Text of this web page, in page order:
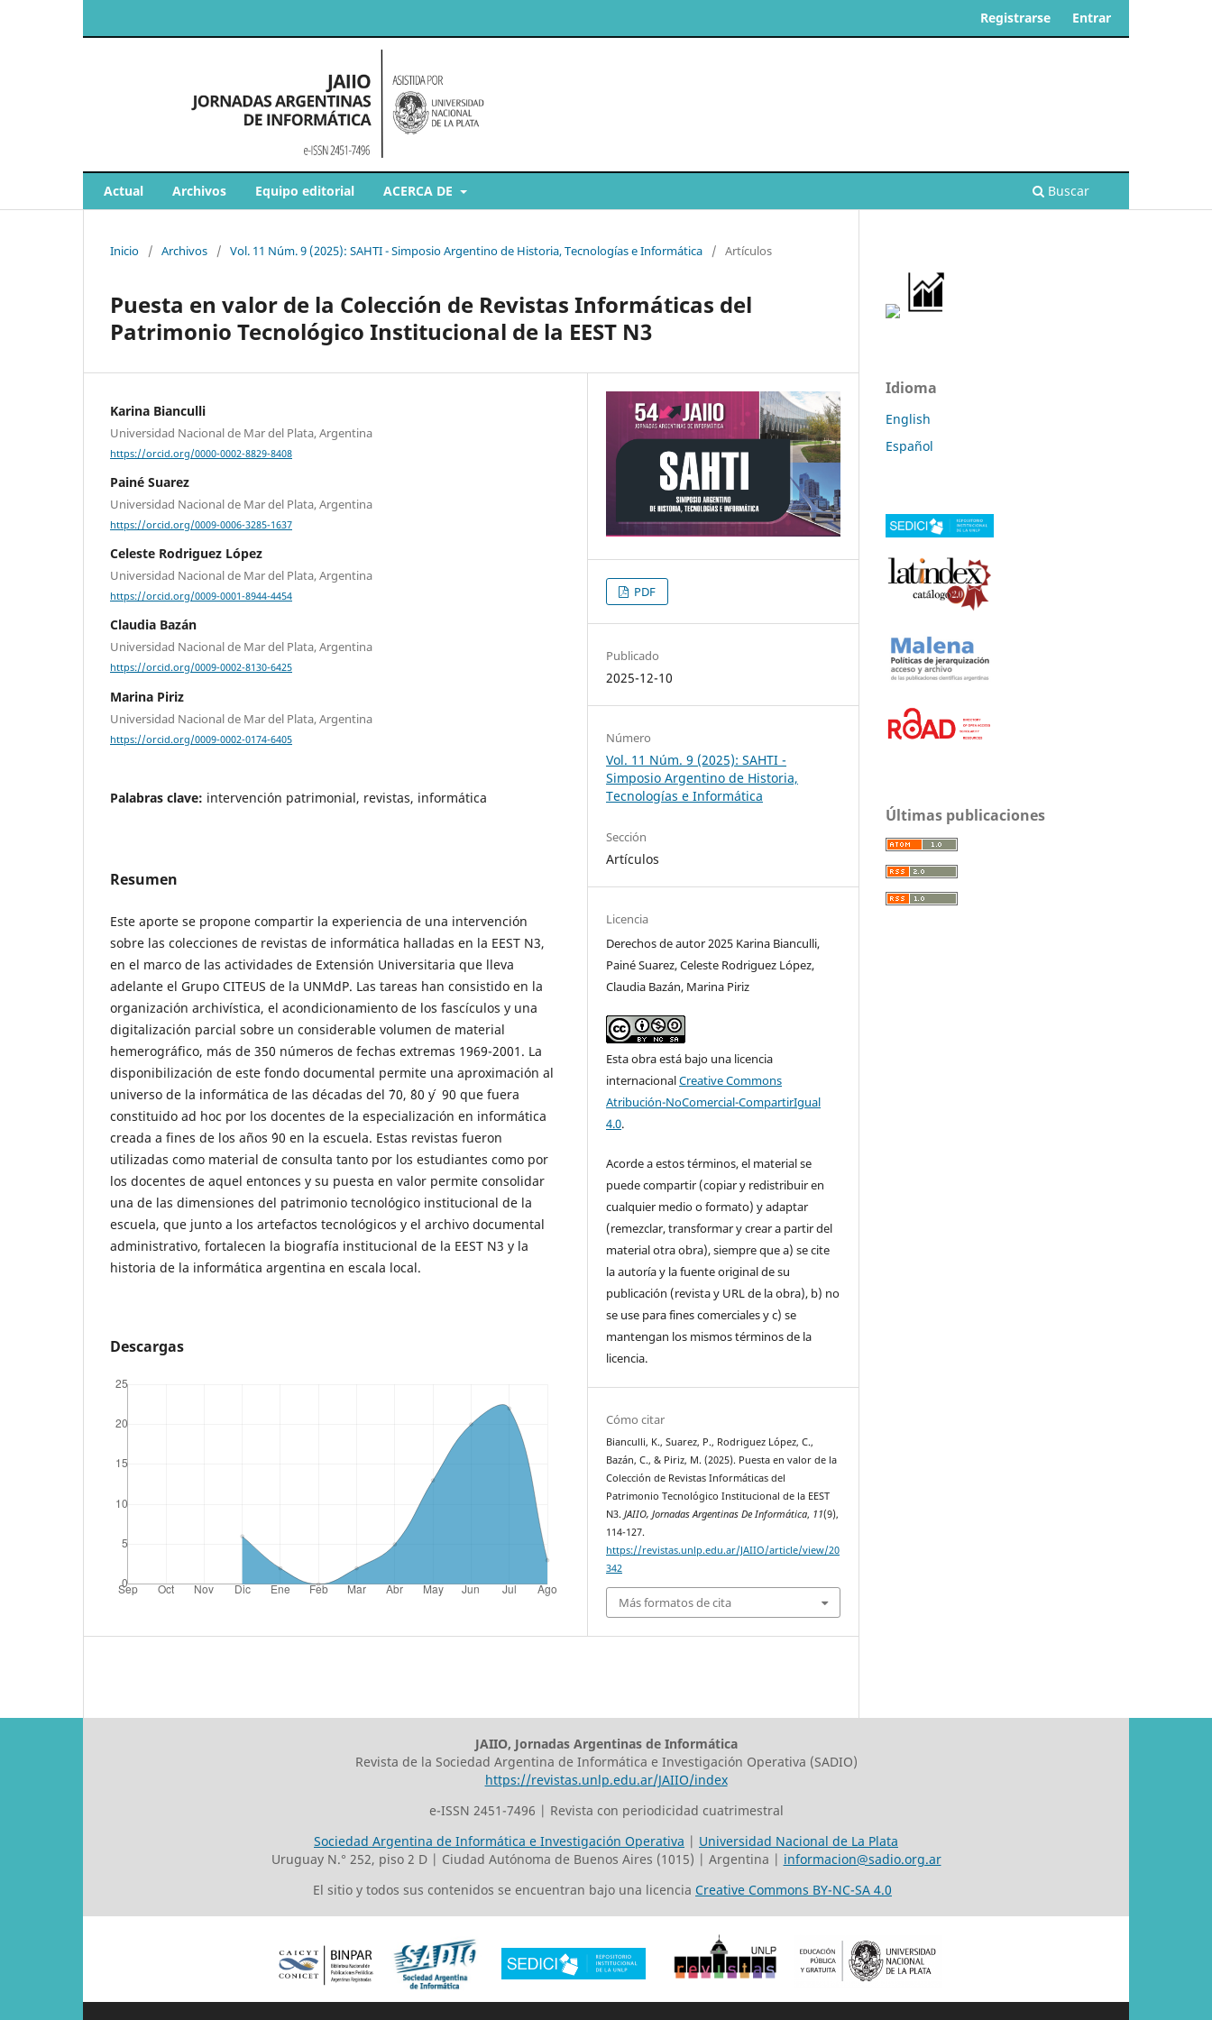
Actual Archivos Equipo editorial ACERCA DE Buscar
Registrarse Entrar
Inicio / Archivos / Vol. 11 Núm. 9 (2025): SAHTI - Simposio Argentino de Historia, Tecnologías e Informática / Artículos
Puesta en valor de la Colección de Revistas Informáticas del
Patrimonio Tecnológico Institucional de la EEST N3
Karina Bianculli
Universidad Nacional de Mar del Plata, Argentina
https://orcid.org/0000-0002-8829-8408
Painé Suarez
Universidad Nacional de Mar del Plata, Argentina
https://orcid.org/0009-0006-3285-1637
Celeste Rodriguez López
Universidad Nacional de Mar del Plata, Argentina
https://orcid.org/0009-0001-8944-4454
Claudia Bazán
Universidad Nacional de Mar del Plata, Argentina
https://orcid.org/0009-0002-8130-6425
Marina Piriz
Universidad Nacional de Mar del Plata, Argentina
https://orcid.org/0009-0002-0174-6405
Palabras clave: intervención patrimonial, revistas, informática
Resumen
Este aporte se propone compartir la experiencia de una intervención
sobre las colecciones de revistas de informática halladas en la EEST N3,
en el marco de las actividades de Extensión Universitaria que lleva
adelante el Grupo CITEUS de la UNMdP. Las tareas han consistido en la
organización archivística, el acondicionamiento de los fascículos y una
digitalización parcial sobre un considerable volumen de material
hemerográfico, más de 350 números de fechas extremas 1969-2001. La
disponibilización de este fondo documental permite una aproximación al
universo de la informática de las décadas del ´70, ´80 y ́ 90 que fuera
constituido ad hoc por los docentes de la especialización en informática
creada a fines de los años ´90 en la escuela. Estas revistas fueron
utilizadas como material de consulta tanto por los estudiantes como por
los docentes de aquel entonces y su puesta en valor permite consolidar
una de las dimensiones del patrimonio tecnológico institucional de la
escuela, que junto a los artefactos tecnológicos y el archivo documental
administrativo, fortalecen la biografía institucional de la EEST N3 y la
historia de la informática argentina en escala local.
Descargas
PDF
Publicado
2025-12-10
Número
Vol. 11 Núm. 9 (2025): SAHTI -
Simposio Argentino de Historia,
Tecnologías e Informática
Sección
Artículos
Licencia
Derechos de autor 2025 Karina Bianculli,
Painé Suarez, Celeste Rodriguez López,
Claudia Bazán, Marina Piriz
Esta obra está bajo una licencia
internacionalCreative Commons
Atribución-NoComercial-CompartirIgual
4.0.
Acorde a estos términos, el material se
puede compartir (copiar y redistribuir en
cualquier medio o formato) y adaptar
(remezclar, transformar y crear a partir del
material otra obra), siempre que a) se cite
la autoría y la fuente original de su
publicación (revista y URL de la obra), b) no
se use para fines comerciales y c) se
mantengan los mismos términos de la
licencia.
Cómo citar
Bianculli, K., Suarez, P., Rodriguez López, C.,
Bazán, C., & Piriz, M. (2025). Puesta en valor de la
Colección de Revistas Informáticas del
Patrimonio Tecnológico Institucional de la EEST
N3.JAIIO, Jornadas Argentinas De Informática, 11(9),
114-127.
https://revistas.unlp.edu.ar/JAIIO/article/view/20
342
Más formatos de cita
Idioma
English
Español
Últimas publicaciones
JAIIO, Jornadas Argentinas de Informática
Revista de la Sociedad Argentina de Informática e Investigación Operativa (SADIO)
https://revistas.unlp.edu.ar/JAIIO/index
e-ISSN 2451-7496 | Revista con periodicidad cuatrimestral
Sociedad Argentina de Informática e Investigación Operativa | Universidad Nacional de La Plata
Uruguay N.° 252, piso 2 D | Ciudad Autónoma de Buenos Aires (1015) | Argentina | informacion@sadio.org.ar
El sitio y todos sus contenidos se encuentran bajo una licencia Creative Commons BY-NC-SA 4.0